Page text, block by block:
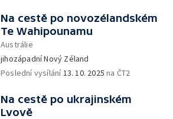
Na cestě po novozélandském
Te Wahipounamu
Austrálie
jihozápadní Nový Zéland
Poslední vysílání13. 10. 2025 na ČT2
Na cestě po ukrajinském
Lvově